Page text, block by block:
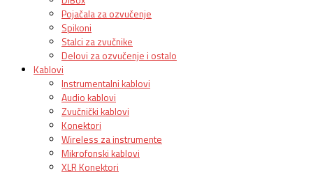
Pojačala za ozvučenje
Spikoni
Stalci za zvučnike
Delovi za ozvučenje i ostalo
Kablovi
Instrumentalni kablovi
Audio kablovi
Zvučnički kablovi
Konektori
Wireless za instrumente
Mikrofonski kablovi
XLR Konektori